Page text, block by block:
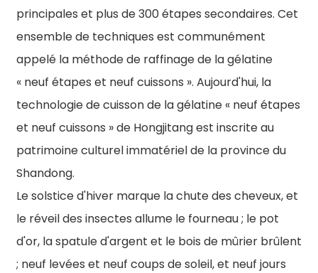
principales et plus de 300 étapes secondaires. Cet
ensemble de techniques est communément
appelé la méthode de raffinage de la gélatine
« neuf étapes et neuf cuissons ». Aujourd'hui, la
technologie de cuisson de la gélatine « neuf étapes
et neuf cuissons » de Hongjitang est inscrite au
patrimoine culturel immatériel de la province du
Shandong.
Le solstice d'hiver marque la chute des cheveux, et
le réveil des insectes allume le fourneau ; le pot
d'or, la spatule d'argent et le bois de mûrier brûlent
; neuf levées et neuf coups de soleil, et neuf jours